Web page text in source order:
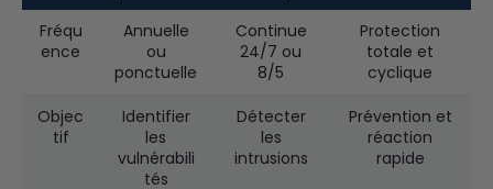
Fréqu
ence
Annuelle
ou
ponctuelle
Continue
24/7 ou
8/5
Protection
totale et
cyclique
Objec
tif
Identifier
les
vulnérabili
tés
Détecter
les
intrusions
Prévention et
réaction
rapide